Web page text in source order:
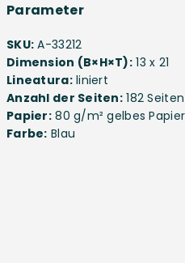
Parameter
SKU: A-33212
Dimension (B×H×T): 13 x 21
Lineatura:liniert
Anzahl der Seiten: 182 Seiten
Papier:80 g/m² gelbes Papier
Farbe: Blau